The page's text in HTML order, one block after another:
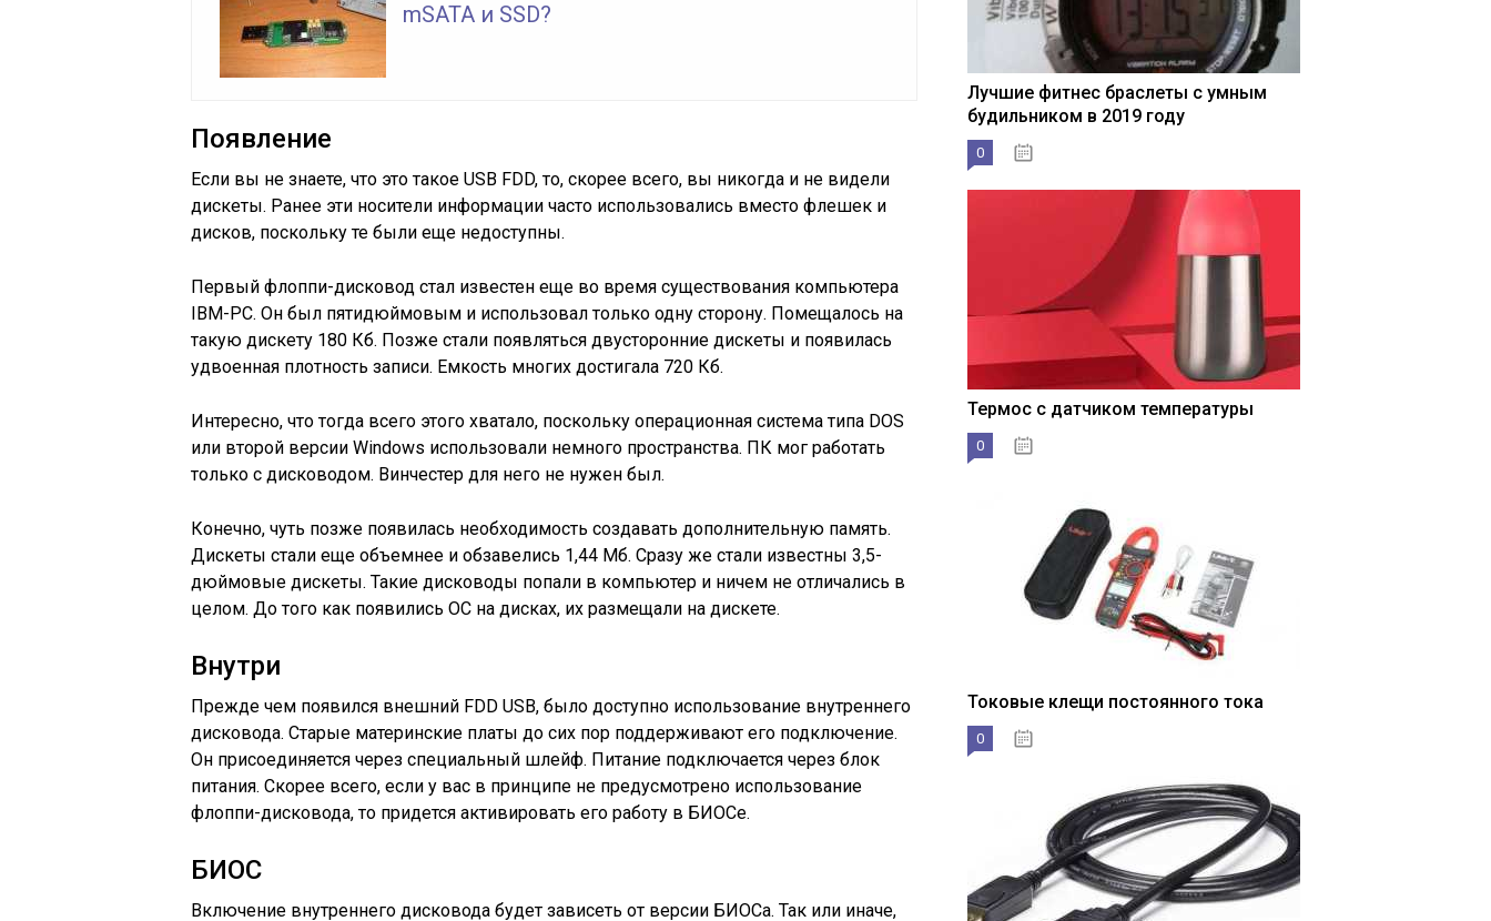
mSATA и SSD?
Появление
Если вы не знаете, что это такое USB FDD, то, скорее всего, вы никогда и не видели
дискеты. Ранее эти носители информации часто использовались вместо флешек и
дисков, поскольку те были еще недоступны.
Первый флоппи-дисковод стал известен еще во время существования компьютера
IBM-PC. Он был пятидюймовым и использовал только одну сторону. Помещалось на
такую дискету 180 Кб. Позже стали появляться двусторонние дискеты и появилась
удвоенная плотность записи. Емкость многих достигала 720 Кб.
Интересно, что тогда всего этого хватало, поскольку операционная система типа DOS
или второй версии Windows использовали немного пространства. ПК мог работать
только с дисководом. Винчестер для него не нужен был.
Конечно, чуть позже появилась необходимость создавать дополнительную память.
Дискеты стали еще объемнее и обзавелись 1,44 Мб. Сразу же стали известны 3,5-
дюймовые дискеты. Такие дисководы попали в компьютер и ничем не отличались в
целом. До того как появились ОС на дисках, их размещали на дискете.
Внутри
Прежде чем появился внешний FDD USB, было доступно использование внутреннего
дисковода. Старые материнские платы до сих пор поддерживают его подключение.
Он присоединяется через специальный шлейф. Питание подключается через блок
питания. Скорее всего, если у вас в принципе не предусмотрено использование
флоппи-дисковода, то придется активировать его работу в БИОСе.
БИОС
Включение внутреннего дисковода будет зависеть от версии БИОСа. Так или иначе,
Лучшие фитнес браслеты с умным
будильником в 2019 году
0
Термос с датчиком температуры
0
Токовые клещи постоянного тока
0